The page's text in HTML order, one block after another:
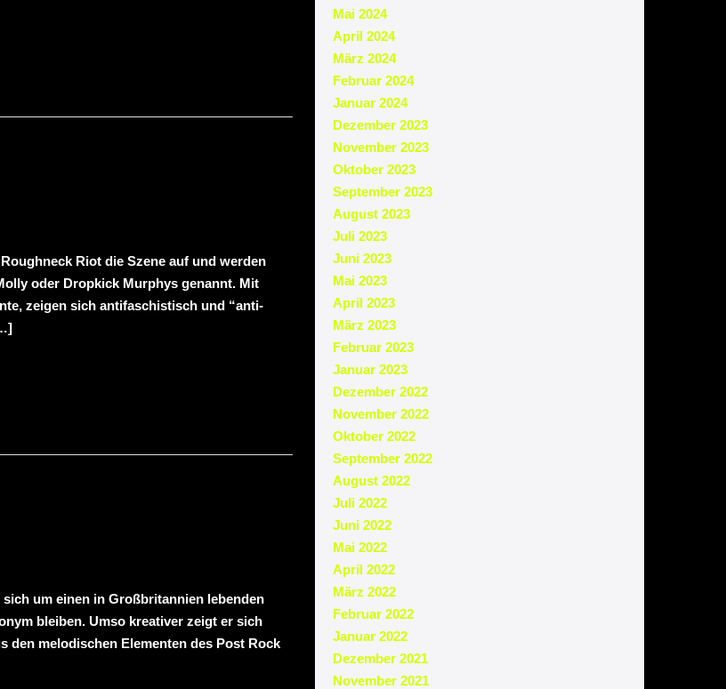
Riot die Szene auf und werden
oder Dropkick Murphys genannt. Mit
zeigen sich antifaschistisch und “anti-
um einen in Großbritannien lebenden
bleiben. Umso kreativer zeigt er sich
den melodischen Elementen des Post Rock
Mai 2024
April 2024
März 2024
Februar 2024
Januar 2024
Dezember 2023
November 2023
Oktober 2023
September 2023
August 2023
Juli 2023
Juni 2023
Mai 2023
April 2023
März 2023
Februar 2023
Januar 2023
Dezember 2022
November 2022
Oktober 2022
September 2022
August 2022
Juli 2022
Juni 2022
Mai 2022
April 2022
März 2022
Februar 2022
Januar 2022
Dezember 2021
November 2021